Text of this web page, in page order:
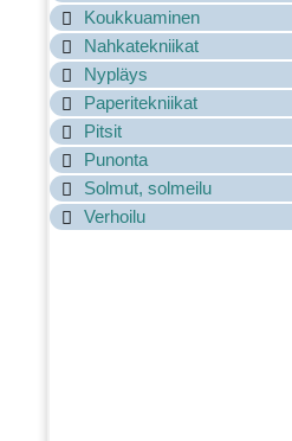
Koukkuaminen
Nahkatekniikat
Nypläys
Paperitekniikat
Pitsit
Punonta
Solmut, solmeilu
Verhoilu